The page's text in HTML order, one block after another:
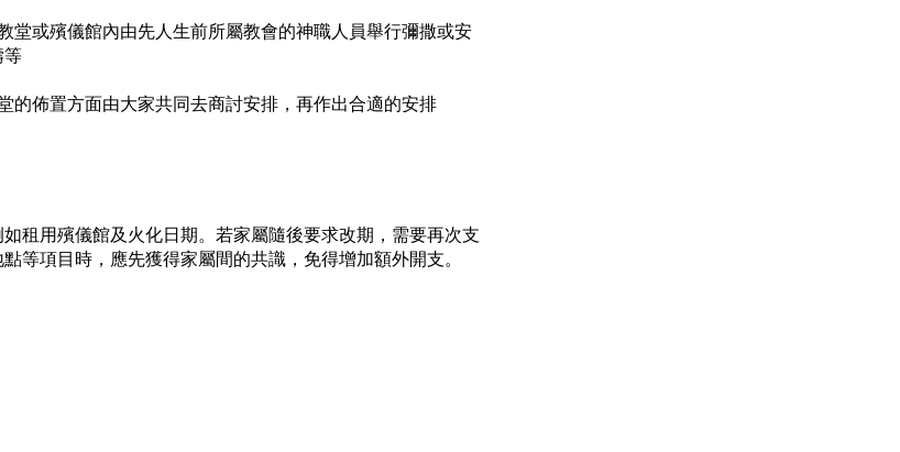
堂或殯儀館內由先人生前所屬教會的神職人員舉行彌撒或安
等
的佈置方面由大家共同去商討安排，再作出合適的安排
租用殯儀館及火化日期。若家屬隨後要求改期，需要再次支
等項目時，應先獲得家屬間的共識，免得增加額外開支。